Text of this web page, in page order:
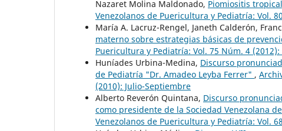
Nazaret Molina Maldonado, Piomiositis
Venezolanos de Puericultura y Pediatría: Vol.
María A. Lacruz-Rengel, Janeth Calderón,
materno sobre estrategias básicas de
Puericultura y Pediatría: Vol. 75 Núm. 4
Huníades Urbina-Medina, Discurso
de Pediatría "Dr. Amadeo Leyba Ferrer" ,
(2010): Julio-Septiembre
Alberto Reverón Quintana, Discurso
como presidente de la Sociedad Venezolana
Venezolanos de Puericultura y Pediatría: Vol.